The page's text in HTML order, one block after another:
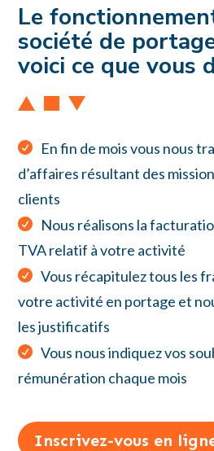
Le
société de
voici ce que vous
En fin de mois vous nous
d’affaires résultant des
clients
Nous réalisons la
TVA relatif à votre activité
Vous récapitulez tous les
votre activité en portage et
les justificatifs
Vous nous indiquez vos
rémunération chaque mois
Inscrivez-vous en